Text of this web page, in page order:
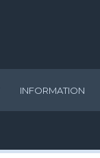
INFORMATION